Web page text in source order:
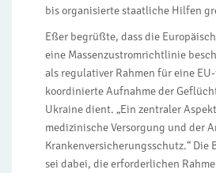
bis organisierte staatliche Hilfen
Eßer begrüßte, dass die
eine Massenzustromrichtlinie
als regulativer Rahmen für eine
koordinierte Aufnahme der
Ukraine dient. „Ein zentraler
medizinische Versorgung und der
Krankenversicherungsschutz.“ Die
sei dabei, die erforderlichen